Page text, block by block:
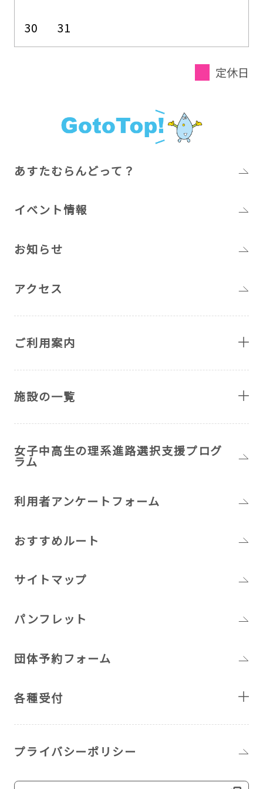
30 31
定休日
あすたむらんどって？
イベント情報
お知らせ
アクセス
ご利用案内
施設の一覧
女子中高生の理系進路選択支援プログ
ラム
利用者アンケートフォーム
おすすめルート
サイトマップ
パンフレット
団体予約フォーム
各種受付
プライバシーポリシー